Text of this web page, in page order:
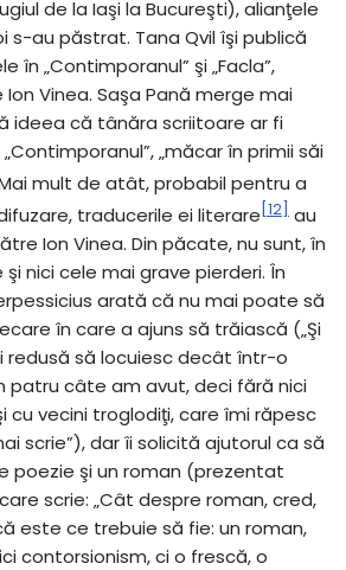
de la Iaşi la Bucureşti), alianţele
s-au păstrat. Tana Qvil îşi publică
în „Contimporanul” şi „Facla”,
Vinea. Saşa Pană merge mai
ideea că tânăra scriitoare ar fi
„măcar în primii săi
mult de atât, probabil pentru a
traducerile ei literare [12] au
Ion Vinea. Din păcate, nu sunt, în
şi nici cele mai grave pierderi. În
arată că nu mai poate să
în care a ajuns să trăiască („Şi
redusă să locuiesc decât într-o
patru câte am avut, deci fără nici
cu vecini troglodiţi, care îmi răpesc
scrie”), dar îi solicită ajutorul ca să
poezie şi un roman (prezentat
scrie: „Cât despre roman, cred,
este ce trebuie să fie: un roman,
contorsionism, ci o frescă, o